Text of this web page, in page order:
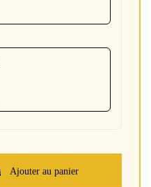
Ajouter au panier